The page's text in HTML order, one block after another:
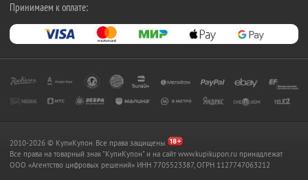
Принимаем к оплате:
2010-2026 © КупиКупон. Все права защищены.
Все права на товарный знак "КупиКупон" и на сайт www.kupikupon.ru принадлежат
OOO «Агентство цифровых решений» ИНН 7705523387, ОГРН 1127747063212